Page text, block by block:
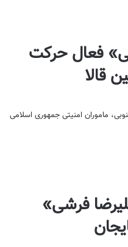
فعال حرکت
قالا
ماموران امنیتی جمهوری اسلامی
فرشی»